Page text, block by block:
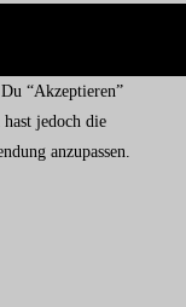
“Akzeptieren”
jedoch die
anzupassen.